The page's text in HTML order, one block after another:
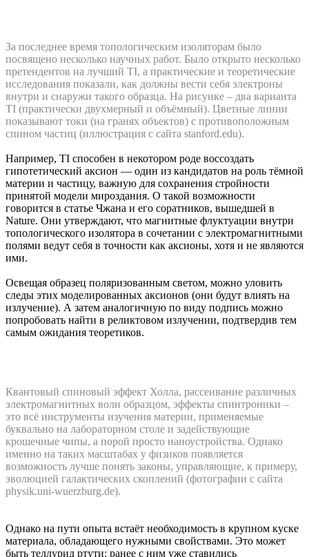
За последнее время топологическим изоляторам было
посвящено несколько научных работ. Было открыто несколько
претендентов на лучший TI, а практические и теоретические
исследования показали, как должны вести себя электроны
внутри и снаружи такого образца. На рисунке – два варианта
TI (практически двухмерный и объёмный). Цветные линии
показывают токи (на гранях объектов) с противоположным
спином частиц (иллюстрация с сайта stanford.edu).
Например, TI способен в некотором роде воссоздать
гипотетический аксион — один из кандидатов на роль тёмной
материи и частицу, важную для сохранения стройности
принятой модели мироздания. О такой возможности
говорится в статье Чжана и его соратников, вышедшей в
Nature. Они утверждают, что магнитные флуктуации внутри
топологического изолятора в сочетании с электромагнитными
полями ведут себя в точности как аксионы, хотя и не являются
ими.
Освещая образец поляризованным светом, можно уловить
следы этих моделированных аксионов (они будут влиять на
излучение). А затем аналогичную по виду подпись можно
попробовать найти в реликтовом излучении, подтвердив тем
самым ожидания теоретиков.
Квантовый спиновый эффект Холла, рассеивание различных
электромагнитных волн образцом, эффекты спинтроники –
это всё инструменты изучения материи, применяемые
буквально на лабораторном столе и задействующие
крошечные чипы, а порой просто наноустройства. Однако
именно на таких масштабах у физиков появляется
возможность лучше понять законы, управляющие, к примеру,
эволюцией галактических скоплений (фотографии с сайта
physik.uni-wuerzburg.de).
Однако на пути опыта встаёт необходимость в крупном куске
материала, обладающего нужными свойствами. Это может
быть теллурид ртути: ранее с ним уже ставились